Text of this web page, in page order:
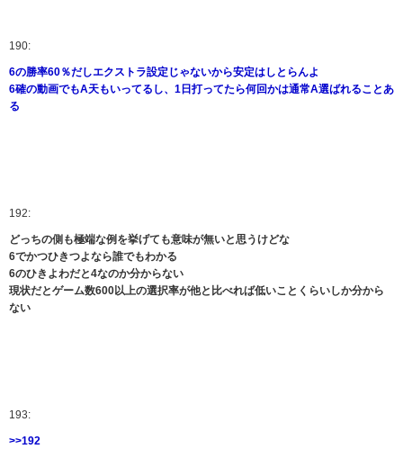
190:
6の勝率60％だしエクストラ設定じゃないから安定はしとらんよ
6確の動画でもA天もいってるし、1日打ってたら何回かは通常A選ばれることあ
る
192:
どっちの側も極端な例を挙げても意味が無いと思うけどな
6でかつひきつよなら誰でもわかる
6のひきよわだと4なのか分からない
現状だとゲーム数600以上の選択率が他と比べれば低いことくらいしか分から
ない
193:
>>192